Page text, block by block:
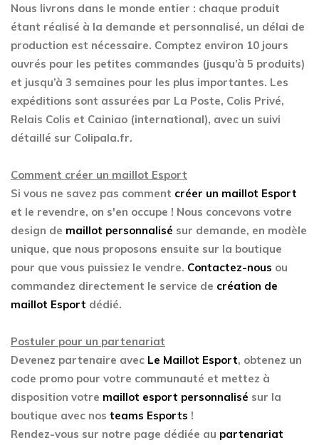
Nous livrons dans le monde entier : chaque produit
étant réalisé à la demande et personnalisé, un délai de
production est nécessaire. Comptez environ 10 jours
ouvrés pour les petites commandes (jusqu’à 5 produits)
et jusqu’à 3 semaines pour les plus importantes. Les
expéditions sont assurées par La Poste, Colis Privé,
Relais Colis et Cainiao (international), avec un suivi
détaillé sur Colipala.fr.
Comment créer un maillot Esport
Si vous ne savez pas comment créer un maillot Esport
et le revendre, on s'en occupe ! Nous concevons votre
design de maillot personnalisé sur demande, en modèle
unique, que nous proposons ensuite sur la boutique
pour que vous puissiez le vendre. Contactez-nous ou
commandez directement le service de création de
maillot Esport dédié.
Postuler pour un partenariat
Devenez partenaire avec Le Maillot Esport, obtenez un
code promo pour votre communauté et mettez à
disposition votre maillot esport personnalisé sur la
boutique avec nos teams Esports !
Rendez-vous sur notre page dédiée au partenariat